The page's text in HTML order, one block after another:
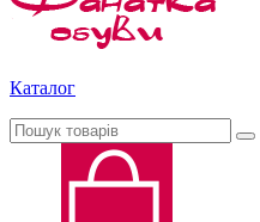
Каталог